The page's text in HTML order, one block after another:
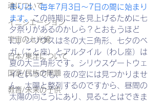
魂について
イニシエーション
宇宙の七光線
日本/東洋について
国家/民族の問題
教育/未来の子供
まりは、毎年7月3日～7日の間に始まり
ます。この時期に星を見上げるために七
夕祭りがあるのかしら？とおもうほど
に。シリウスは冬の大三角形、七夕のベ
ガ（こと座）とアルタイル（わし座）は
夏の大三角形です。シリウスゲートウェ
イといっても、夜の空には見つかりませ
ん。太陽と整列するのですから、昼間の
太陽の向こうにあり、見ることはできま